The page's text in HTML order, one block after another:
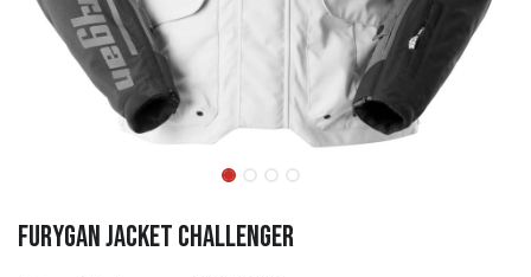
Furygan Jacket Challenger